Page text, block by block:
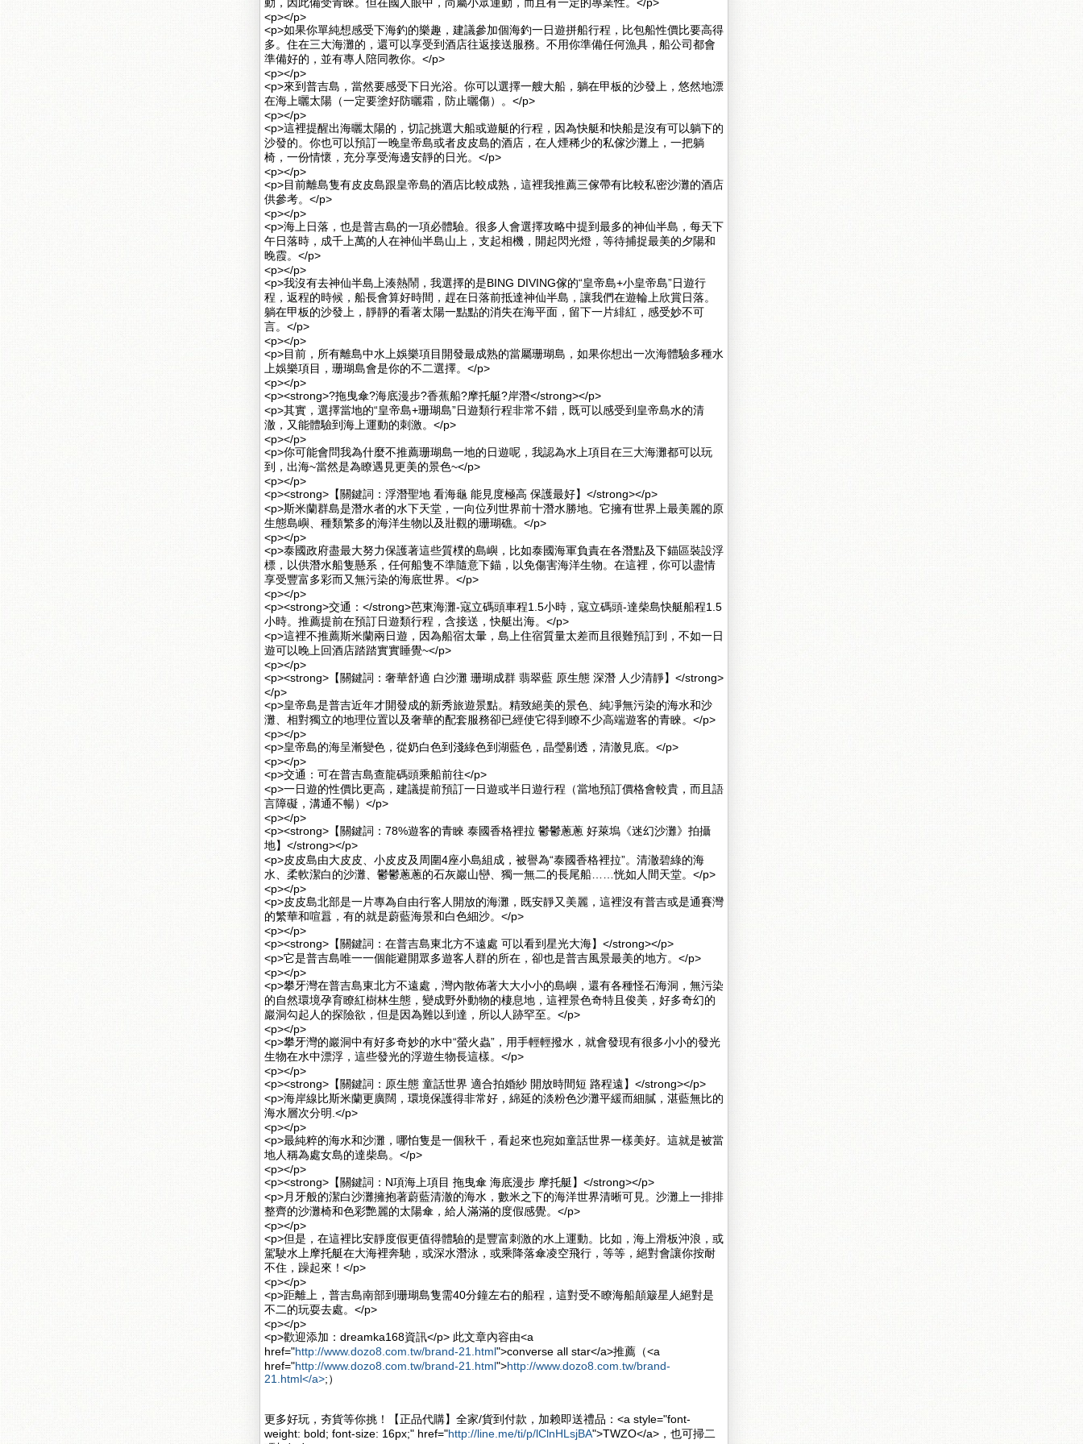
<p></p>
<p>如果你單純想感受下海釣的樂趣，建議參加個海釣一日遊拼船行程，比包船性價比要高得
多。住在三大海灘的，還可以享受到酒店往返接送服務。不用你準備任何漁具，船公司都會
準備好的，並有專人陪同教你。</p>
<p></p>
<p>來到普吉島，當然要感受下日光浴。你可以選擇一艘大船，躺在甲板的沙發上，悠然地漂
在海上曬太陽（一定要塗好防曬霜，防止曬傷）。</p>
<p></p>
<p>這裡提醒出海曬太陽的，切記挑選大船或遊艇的行程，因為快艇和快船是沒有可以躺下的
沙發的。你也可以預訂一晚皇帝島或者皮皮島的酒店，在人煙稀少的私傢沙灘上，一把躺
椅，一份情懷，充分享受海邊安靜的日光。</p>
<p></p>
<p>目前離島隻有皮皮島跟皇帝島的酒店比較成熟，這裡我推薦三傢帶有比較私密沙灘的酒店
供參考。</p>
<p></p>
<p>海上日落，也是普吉島的一項必體驗。很多人會選擇攻略中提到最多的神仙半島，每天下
午日落時，成千上萬的人在神仙半島山上，支起相機，開起閃光燈，等待捕捉最美的夕陽和
晚霞。</p>
<p></p>
<p>我沒有去神仙半島上湊熱鬧，我選擇的是BING DIVING傢的“皇帝島+小皇帝島”日遊行
程，返程的時候，船長會算好時間，趕在日落前抵達神仙半島，讓我們在遊輪上欣賞日落。
躺在甲板的沙發上，靜靜的看著太陽一點點的消失在海平面，留下一片緋紅，感受妙不可
言。</p>
<p></p>
<p>目前，所有離島中水上娛樂項目開發最成熟的當屬珊瑚島，如果你想出一次海體驗多種水
上娛樂項目，珊瑚島會是你的不二選擇。</p>
<p></p>
<p><strong>?拖曳傘?海底漫步?香蕉船?摩托艇?岸潛</strong></p>
<p>其實，選擇當地的“皇帝島+珊瑚島”日遊類行程非常不錯，既可以感受到皇帝島水的清
澈，又能體驗到海上運動的刺激。</p>
<p></p>
<p>你可能會問我為什麼不推薦珊瑚島一地的日遊呢，我認為水上項目在三大海灘都可以玩
到，出海~當然是為瞭遇見更美的景色~</p>
<p></p>
<p><strong>【關鍵詞：浮潛聖地 看海龜 能見度極高 保護最好】</strong></p>
<p>斯米蘭群島是潛水者的水下天堂，一向位列世界前十潛水勝地。它擁有世界上最美麗的原
生態島嶼、種類繁多的海洋生物以及壯觀的珊瑚礁。</p>
<p></p>
<p>泰國政府盡最大努力保護著這些質樸的島嶼，比如泰國海軍負責在各潛點及下錨區裝設浮
標，以供潛水船隻懸系，任何船隻不準隨意下錨，以免傷害海洋生物。在這裡，你可以盡情
享受豐富多彩而又無污染的海底世界。</p>
<p></p>
<p><strong>交通：</strong>芭東海灘-寇立碼頭車程1.5小時，寇立碼頭-達柴島快艇船程1.5
小時。推薦提前在預訂日遊類行程，含接送，快艇出海。</p>
<p>這裡不推薦斯米蘭兩日遊，因為船宿太暈，島上住宿質量太差而且很難預訂到，不如一日
遊可以晚上回酒店踏踏實實睡覺~</p>
<p></p>
<p><strong>【關鍵詞：奢華舒適 白沙灘 珊瑚成群 翡翠藍 原生態 深潛 人少清靜】</strong>
</p>
<p>皇帝島是普吉近年才開發成的新秀旅遊景點。精致絕美的景色、純凈無污染的海水和沙
灘、相對獨立的地理位置以及奢華的配套服務卻已經使它得到瞭不少高端遊客的青睞。</p>
<p></p>
<p>皇帝島的海呈漸變色，從奶白色到淺綠色到湖藍色，晶瑩剔透，清澈見底。</p>
<p></p>
<p>交通：可在普吉島查龍碼頭乘船前往</p>
<p>一日遊的性價比更高，建議提前預訂一日遊或半日遊行程（當地預訂價格會較貴，而且語
言障礙，溝通不暢）</p>
<p></p>
<p><strong>【關鍵詞：78%遊客的青睞 泰國香格裡拉 鬱鬱蔥蔥 好萊塢《迷幻沙灘》拍攝
地】</strong></p>
<p>皮皮島由大皮皮、小皮皮及周圍4座小島組成，被譽為“泰國香格裡拉”。清澈碧綠的海
水、柔軟潔白的沙灘、鬱鬱蔥蔥的石灰巖山巒、獨一無二的長尾船……恍如人間天堂。</p>
<p></p>
<p>皮皮島北部是一片專為自由行客人開放的海灘，既安靜又美麗，這裡沒有普吉或是通賽灣
的繁華和喧囂，有的就是蔚藍海景和白色細沙。</p>
<p></p>
<p><strong>【關鍵詞：在普吉島東北方不遠處 可以看到星光大海】</strong></p>
<p>它是普吉島唯一一個能避開眾多遊客人群的所在，卻也是普吉風景最美的地方。</p>
<p></p>
<p>攀牙灣在普吉島東北方不遠處，灣內散佈著大大小小的島嶼，還有各種怪石海洞，無污染
的自然環境孕育瞭紅樹林生態，變成野外動物的棲息地，這裡景色奇特且俊美，好多奇幻的
巖洞勾起人的探險欲，但是因為難以到達，所以人跡罕至。</p>
<p></p>
<p>攀牙灣的巖洞中有好多奇妙的水中“螢火蟲”，用手輕輕撥水，就會發現有很多小小的發光
生物在水中漂浮，這些發光的浮遊生物長這樣。</p>
<p></p>
<p><strong>【關鍵詞：原生態 童話世界 適合拍婚紗 開放時間短 路程遠】</strong></p>
<p>海岸線比斯米蘭更廣闊，環境保護得非常好，綿延的淡粉色沙灘平緩而細膩，湛藍無比的
海水層次分明.</p>
<p></p>
<p>最純粹的海水和沙灘，哪怕隻是一個秋千，看起來也宛如童話世界一樣美好。這就是被當
地人稱為處女島的達柴島。</p>
<p></p>
<p><strong>【關鍵詞：N項海上項目 拖曳傘 海底漫步 摩托艇】</strong></p>
<p>月牙般的潔白沙灘擁抱著蔚藍清澈的海水，數米之下的海洋世界清晰可見。沙灘上一排排
整齊的沙灘椅和色彩艷麗的太陽傘，給人滿滿的度假感覺。</p>
<p></p>
<p>但是，在這裡比安靜度假更值得體驗的是豐富刺激的水上運動。比如，海上滑板沖浪，或
駕駛水上摩托艇在大海裡奔馳，或深水潛泳，或乘降落傘凌空飛行，等等，絕對會讓你按耐
不住，躁起來！</p>
<p></p>
<p>距離上，普吉島南部到珊瑚島隻需40分鐘左右的船程，這對受不瞭海船顛簸星人絕對是
不二的玩耍去處。</p>
<p></p>
<p>歡迎添加：dreamka168資訊</p> 此文章內容由<a
href="http://www.dozo8.com.tw/brand-21.html">converse all star</a>推薦（<a
href="http://www.dozo8.com.tw/brand-21.html">http://www.dozo8.com.tw/brand-
21.html</a>;）
更多好玩，夯貨等你挑！【正品代購】全家/貨到付款，加赖即送禮品：<a style="font-
weight: bold; font-size: 16px;" href="http://line.me/ti/p/lClnHLsjBA">TWZO</a>，也可掃二